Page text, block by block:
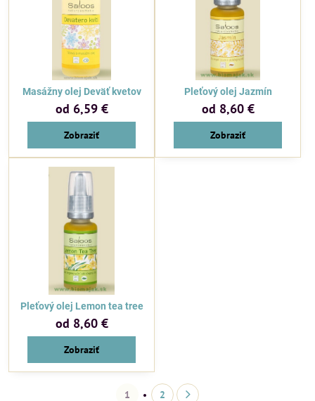
Masážny olej Deväť kvetov
od 6,59 €
Zobraziť
Pleťový olej Jazmín
od 8,60 €
Zobraziť
Pleťový olej Lemon tea tree
od 8,60 €
Zobraziť
1 2